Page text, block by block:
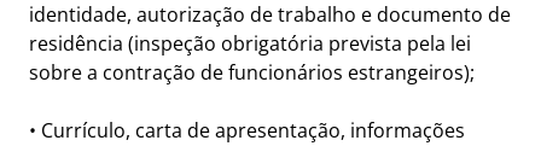
identidade, autorização de trabalho e documento de
residência (inspeção obrigatória prevista pela lei
sobre a contração de funcionários estrangeiros);
• Currículo, carta de apresentação, informações